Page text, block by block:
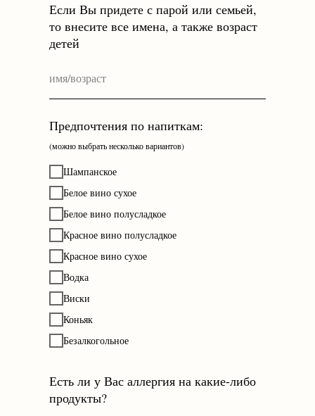
Если Вы придете с парой или семьей,
то внесите все имена, а также возраст
детей
Предпочтения по напиткам:
(можно выбрать несколько вариантов)
Шампанское
Белое вино сухое
Белое вино полусладкое
Красное вино полусладкое
Красное вино сухое
Водка
Виски
Коньяк
Безалкогольное
Есть ли у Вас аллергия на какие-либо
продукты?